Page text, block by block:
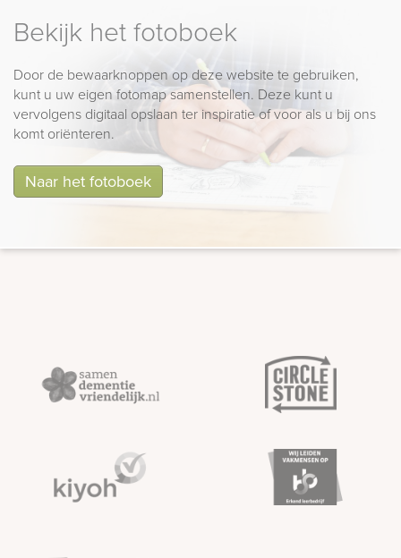
Bekijk het fotoboek
Door de bewaarknoppen op deze website te gebruiken,
kunt u uw eigen fotomap samenstellen. Deze kunt u
vervolgens digitaal opslaan ter inspiratie of voor als u bij ons
komt oriënteren.
Naar het fotoboek